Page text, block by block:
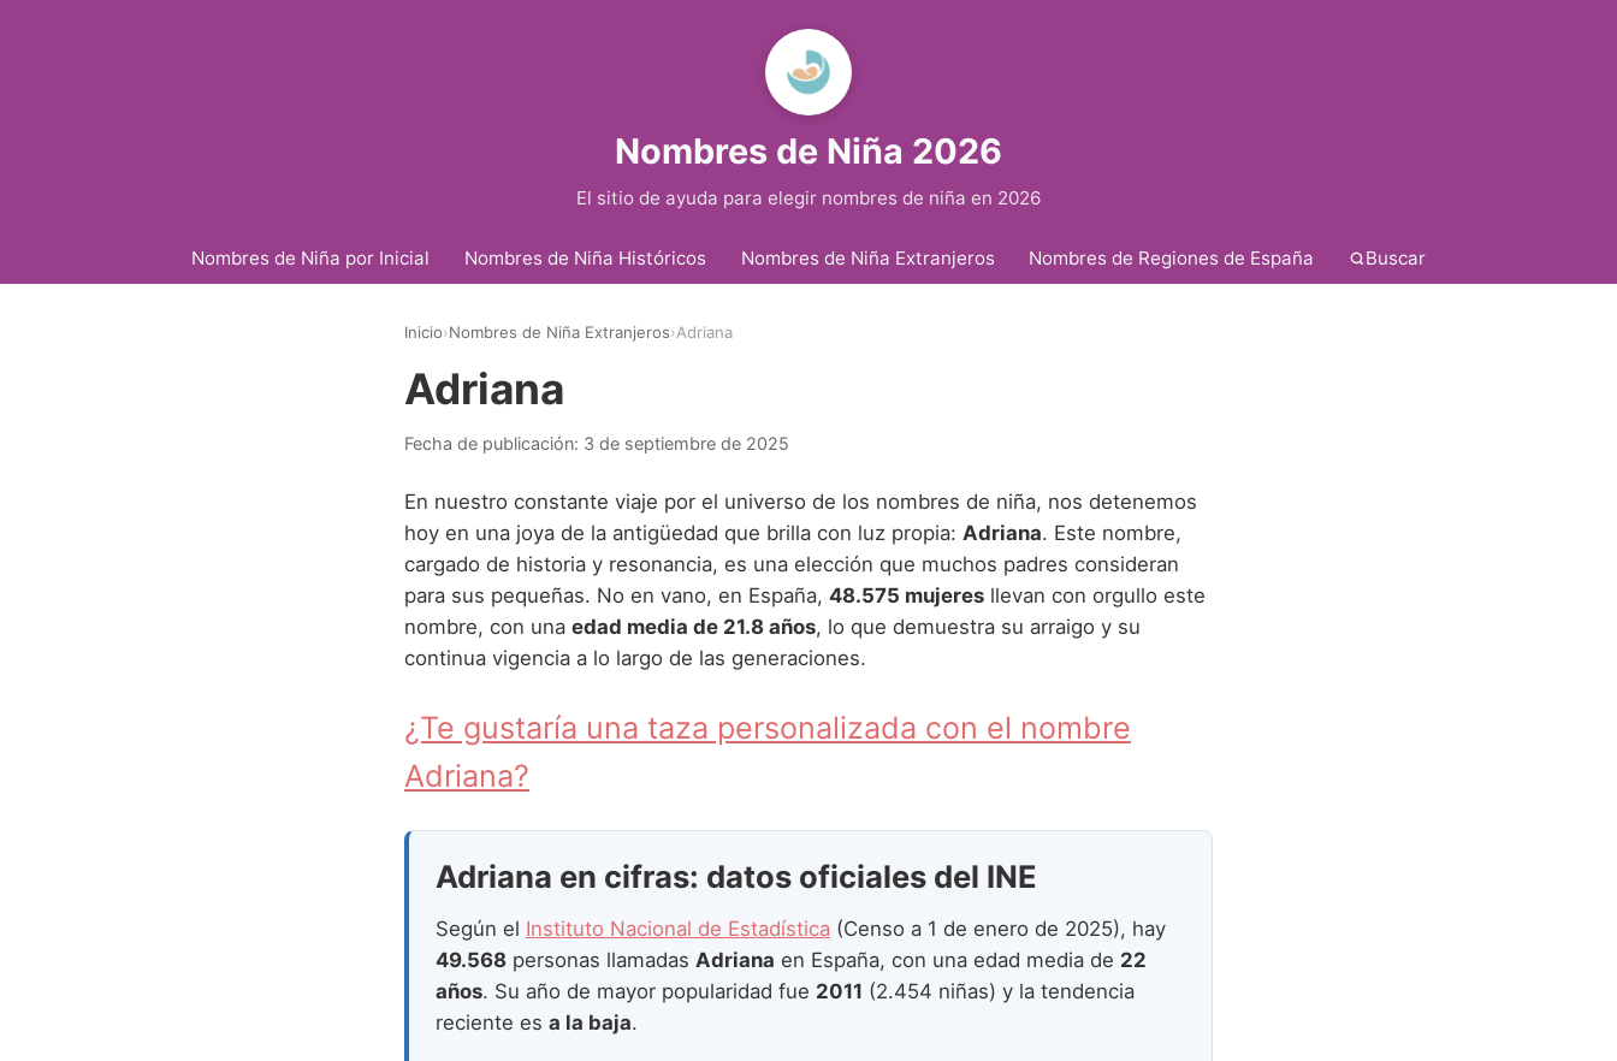
Nombres de Niña 2026
El sitio de ayuda para elegir nombres de niña en 2026
Nombres de Niña por Inicial Nombres de Niña Históricos Nombres de Niña Extranjeros Nombres de Regiones de España Buscar
Inicio›Nombres de Niña Extranjeros›Adriana
Adriana
Fecha de publicación: 3 de septiembre de 2025
En nuestro constante viaje por el universo de los nombres de niña, nos detenemos
hoy en una joya de la antigüedad que brilla con luz propia: Adriana. Este nombre,
cargado de historia y resonancia, es una elección que muchos padres consideran
para sus pequeñas. No en vano, en España, 48.575 mujeres llevan con orgullo este
nombre, con una edad media de 21.8 años, lo que demuestra su arraigo y su
continua vigencia a lo largo de las generaciones.
¿Te gustaría una taza personalizada con el nombre
Adriana?
Adriana en cifras: datos oficiales del INE
Según el Instituto Nacional de Estadística (Censo a 1 de enero de 2025), hay
49.568 personas llamadas Adriana en España, con una edad media de 22
años. Su año de mayor popularidad fue 2011 (2.454 niñas) y la tendencia
reciente es a la baja.